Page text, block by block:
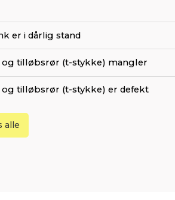
er i dårlig stand
og tilløbsrør (t-stykke) mangler
og tilløbsrør (t-stykke) er defekt
alle